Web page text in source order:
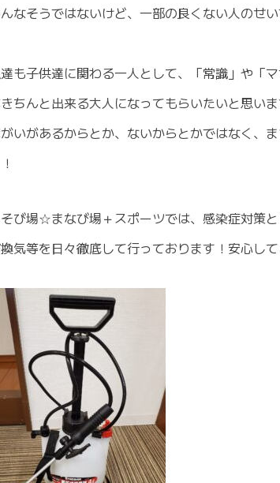
なそうではないけど、一部の良くない人のせ
も子供達に関わる一人として、「常識」や「
ちんと出来る大人になってもらいたいと思いま
いがあるからとか、ないからとかではなく、
び場☆まなび場＋スポーツでは、感染症対策
気等を日々徹底して行っております！安心して